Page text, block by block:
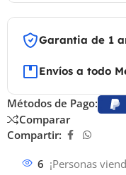
Garantia de 1
Envíos a todo
Métodos de Pago:
Comparar
Compartir:
6 ¡Personas